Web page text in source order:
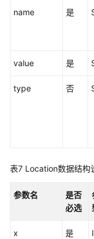
name 是
value 是
type 否
表7 Location数据结构
参数名
是否
必选
x 是